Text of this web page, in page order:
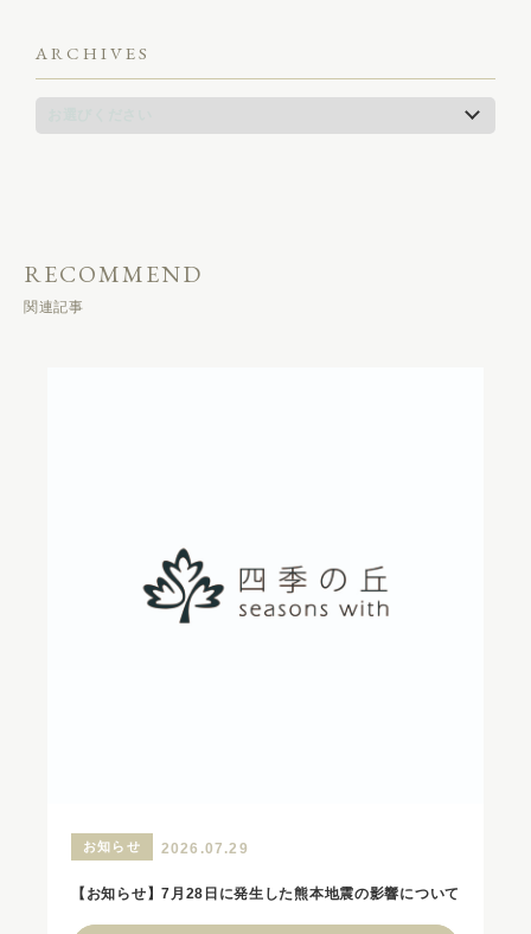
ARCHIVES
RECOMMEND
関連記事
お知らせ 2026.07.29
【お知らせ】7月28日に発生した熊本地震の影響について